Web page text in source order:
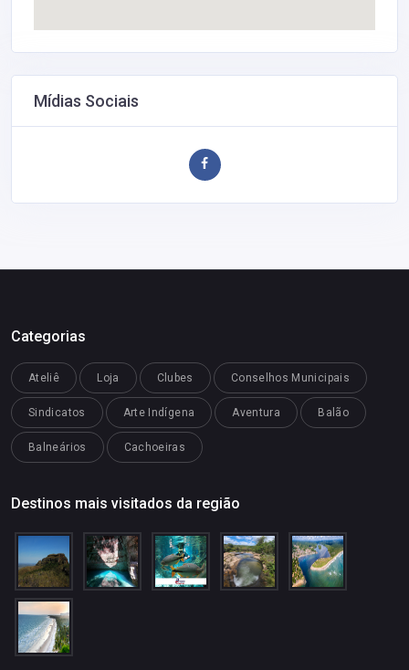
Mídias Sociais
Categorias
Ateliê Loja Clubes Conselhos Municipais
Sindicatos Arte Indígena Aventura Balão
Balneários Cachoeiras
Destinos mais visitados da região